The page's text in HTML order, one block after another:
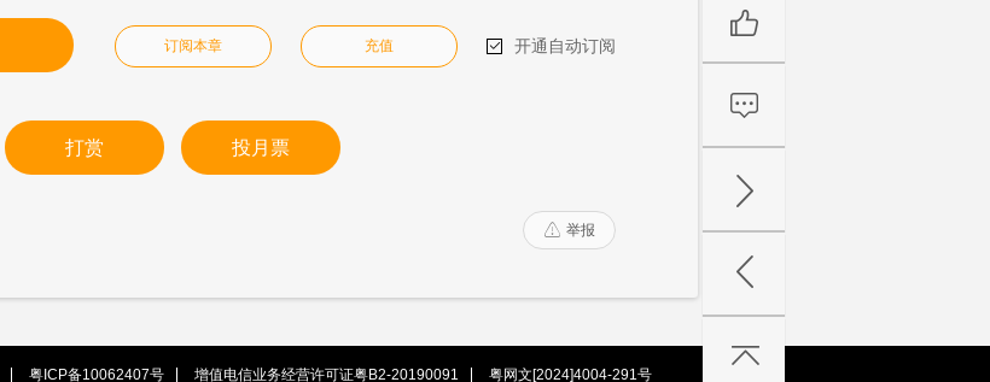
订阅本章 充值  开通自动订阅
打赏 投月票
 举报
粤ICP备10062407号 增值电信业务经营许可证粤B2-20190091 粤网文[2024]4004-291号